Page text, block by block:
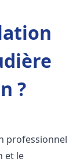
?
professionnel
et le